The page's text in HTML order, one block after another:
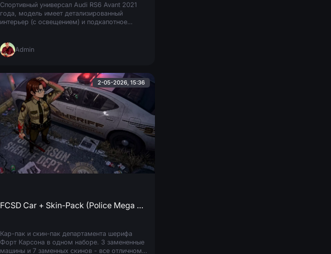
Спортивный универсал Audi RS6 Avant 2021
года, модель имеет детализированный
интерьер (с освещением) и подкапотное
Admin
2-05-2026, 15:36
FCSD Car + Skin-Pack (Police Mega Pack)
Кар-пак и скин-пак департамента шерифа
Форт Карсона в одном наборе. 3 замененные
машины и 7 заменных скинов - все отличном